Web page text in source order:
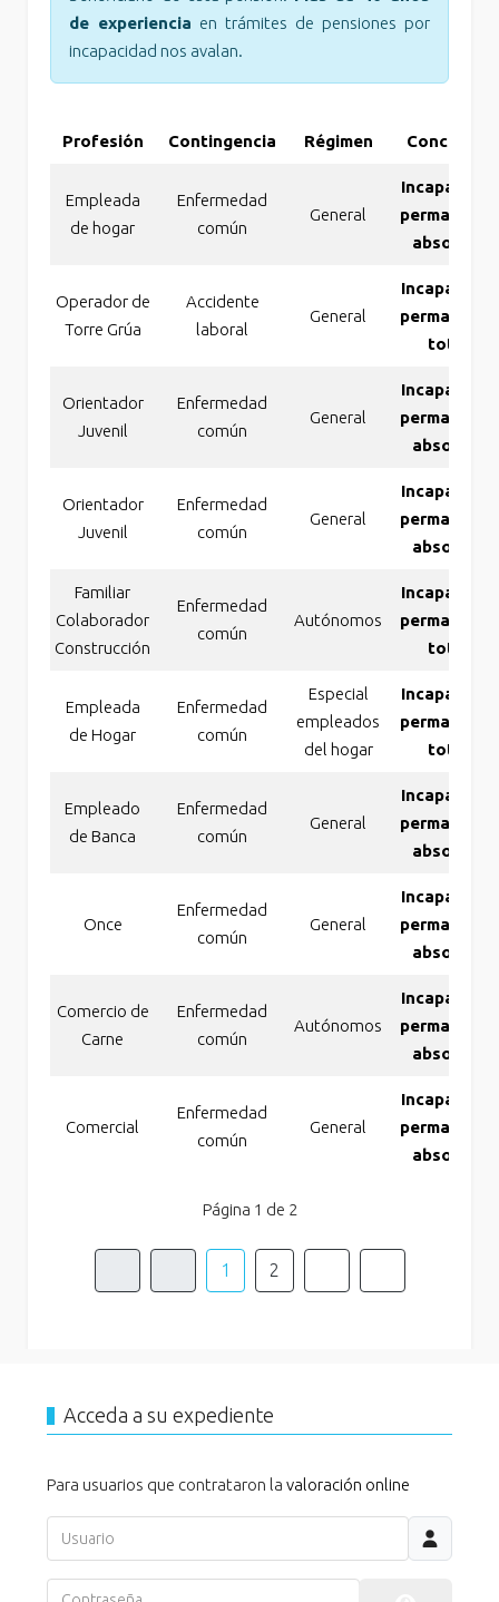
de experiencia en trámites de pensiones por
incapacidad nos avalan.
Profesión Contingencia Régimen Concesión
Empleada
de hogar
Enfermedad
común
General
Incapacidad
permanente
absoluta
Operador de
Torre Grúa
Accidente
laboral
General
Incapacidad
permanente
total
Orientador
Juvenil
Enfermedad
común
General
Incapacidad
permanente
absoluta
Orientador
Juvenil
Enfermedad
común
General
Incapacidad
permanente
absoluta
Familiar
Colaborador
Construcción
Enfermedad
común
Autónomos
Incapacidad
permanente
total
Empleada
de Hogar
Enfermedad
común
Especial
empleados
del hogar
Incapacidad
permanente
total
Empleado
de Banca
Enfermedad
común
General
Incapacidad
permanente
absoluta
Once
Enfermedad
común
General
Incapacidad
permanente
absoluta
Comercio de
Carne
Enfermedad
común
Autónomos
Incapacidad
permanente
absoluta
Comercial
Enfermedad
común
General
Incapacidad
permanente
absoluta
Página 1 de 2
1 2
Acceda a su expediente
Para usuarios que contrataron la valoración online
Usuario
Contraseña